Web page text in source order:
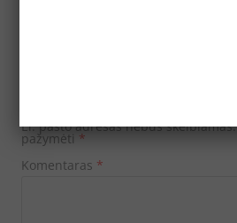
El. pašto adresas nebus skelbiamas.
pažymėti *
Komentaras *